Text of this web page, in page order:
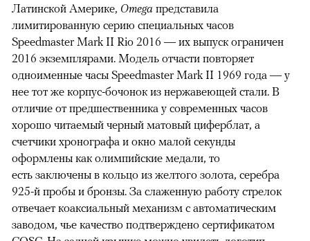
Латинской Америке, Omega представила
лимитированную серию специальных часов
Speedmaster Mark II Rio 2016 — их выпуск ограничен
2016 экземплярами. Модель отчасти повторяет
одноименные часы Speedmaster Mark II 1969 года — у
нее тот же корпус-бочонок из нержавеющей стали. В
отличие от предшественника у современных часов
хорошо читаемый черный матовый циферблат, а
счетчики хронографа и окно малой секунды
оформлены как олимпийские медали, то
есть заключены в кольцо из желтого золота, серебра
925-й пробы и бронзы. За слаженную работу стрелок
отвечает коаксиальный механизм с автоматическим
заводом, чье качество подтверждено сертификатом